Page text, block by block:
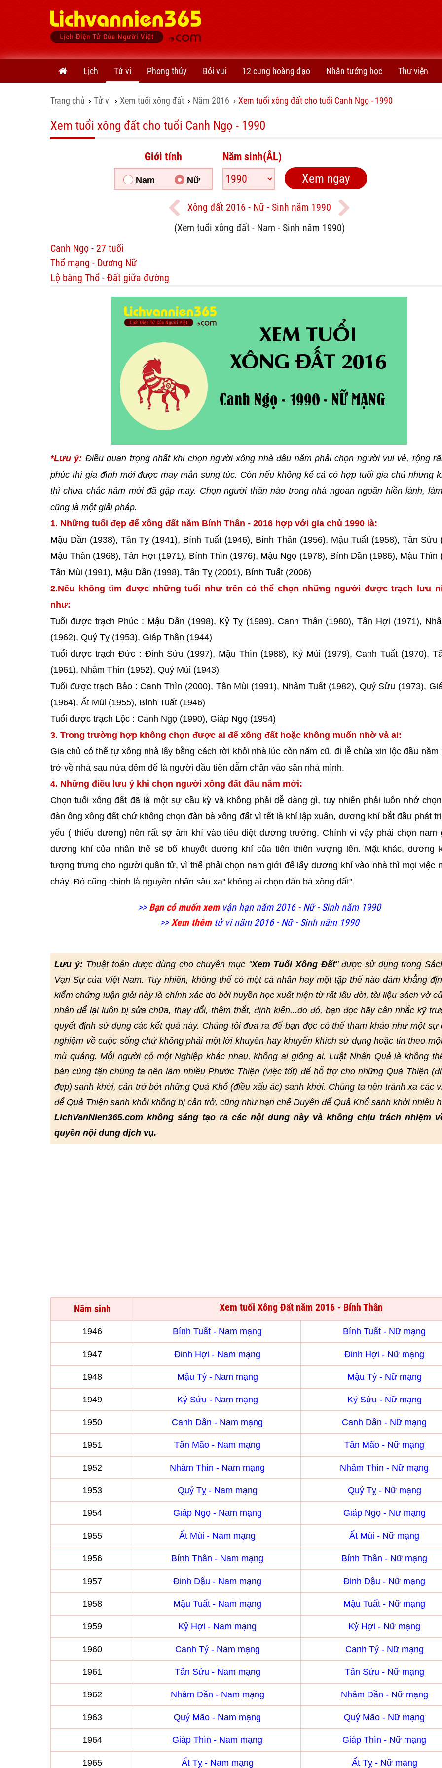
Lịch Tử vi Phong thủy Bói vui 12 cung hoàng đạo Nhân tướng học Thư viện
Trang chủ › Tử vi › Xem tuổi xông đất › Năm 2016 › Xem tuổi xông đất cho tuổi Canh Ngọ - 1990
Xem tuổi xông đất cho tuổi Canh Ngọ - 1990
Giới tính
Nam Nữ
Năm sinh(ÂL)
Xông đất 2016 - Nữ - Sinh năm 1990
(Xem tuổi xông đất - Nam - Sinh năm 1990)
Canh Ngọ - 27 tuổi
Thổ mạng - Dương Nữ
Lộ bàng Thổ - Đất giữa đường
*Lưu ý: Điều quan trọng nhất khi chọn người xông nhà đầu năm phải chọn người vui vẻ, rộng
phúc thì gia đình mới được may mắn sung túc. Còn nếu không kể cả có hợp tuổi gia chủ nhưng
thì chưa chắc năm mới đã gặp may. Chọn người thân nào trong nhà ngoan ngoãn hiền lành,
cũng là một giải pháp.
1. Những tuổi đẹp để xông đất năm Bính Thân - 2016 hợp với gia chủ 1990 là:
Mậu Dần (1938), Tân Tỵ (1941), Bính Tuất (1946), Bính Thân (1956), Mậu Tuất (1958), Tân Sửu
Mậu Thân (1968), Tân Hợi (1971), Bính Thìn (1976), Mậu Ngọ (1978), Bính Dần (1986), Mậu Thìn
Tân Mùi (1991), Mậu Dần (1998), Tân Tỵ (2001), Bính Tuất (2006)
2.Nếu không tìm được những tuổi như trên có thể chọn những người được trạch lưu
như:
Tuổi được trạch Phúc : Mậu Dần (1998), Kỷ Tỵ (1989), Canh Thân (1980), Tân Hợi (1971),
(1962), Quý Tỵ (1953), Giáp Thân (1944)
Tuổi được trạch Đức : Đinh Sửu (1997), Mậu Thìn (1988), Kỷ Mùi (1979), Canh Tuất (1970),
(1961), Nhâm Thìn (1952), Quý Mùi (1943)
Tuổi được trạch Bảo : Canh Thìn (2000), Tân Mùi (1991), Nhâm Tuất (1982), Quý Sửu (1973),
(1964), Ất Mùi (1955), Bính Tuất (1946)
Tuổi được trạch Lộc : Canh Ngọ (1990), Giáp Ngọ (1954)
3. Trong trường hợp không chọn được ai để xông đất hoặc không muốn nhờ vả ai:
Gia chủ có thể tự xông nhà lấy bằng cách rời khỏi nhà lúc còn năm cũ, đi lễ chùa xin lộc đầu năm
trở về nhà sau nửa đêm để là người đầu tiên dẫm chân vào sân nhà mình.
4. Những điều lưu ý khi chọn người xông đất đầu năm mới:
Chọn tuổi xông đất đã là một sự cầu kỳ và không phải dễ dàng gì, tuy nhiên phải luôn nhớ
đàn ông xông đất chứ không chọn đàn bà xông đất vì tết là khí lập xuân, dương khí bắt đầu phát
yếu ( thiếu dương) nên rất sợ âm khí vào tiêu diệt dương trưởng. Chính vì vậy phải chọn nam
dương khí của nhân thế sẽ bổ khuyết dương khí của tiên thiên vượng lên. Mặt khác, dương
tượng trưng cho người quân tử, vì thế phải chọn nam giới để lấy dương khí vào nhà thì mọi việc
chảy. Đó cũng chính là nguyên nhân sâu xa" không ai chọn đàn bà xông đất".
>> Bạn có muốn xemvận hạn năm 2016 - Nữ - Sinh năm 1990
>>Xem thêmtử vi năm 2016 - Nữ - Sinh năm 1990
Lưu ý: Thuật toán được dùng cho chuyên mục "Xem Tuổi Xông Đất" được sử dụng trong
Vạn Sự của Việt Nam. Tuy nhiên, không thể có một cá nhân hay một tập thể nào dám khẳng
kiểm chứng luận giải này là chính xác do bởi huyền học xuất hiện từ rất lâu đời, tài liệu sách vở
nhân để lại luôn bị sửa chữa, thay đổi, thêm thắt, định kiến...do đó, bạn đọc hãy cân nhắc kỹ
quyết định sử dụng các kết quả này. Chúng tôi đưa ra để bạn đọc có thể tham khảo như một sự
nghiệm về cuộc sống chứ không phải một lời khuyên hay khuyến khích sử dụng hoặc tin theo
mù quáng. Mỗi người có một Nghiệp khác nhau, không ai giống ai. Luật Nhân Quả là không
bàn cùng tận chúng ta nên làm nhiều Phước Thiện (việc tốt) để hỗ trợ cho những Quả Thiện
đẹp) sanh khởi, cản trở bớt những Quả Khổ (điều xấu ác) sanh khởi. Chúng ta nên tránh xa các
để Quả Thiện sanh khởi không bị cản trở, cũng như hạn chế Duyên để Quả Khổ sanh khởi nhiều
LichVanNien365.com không sáng tạo ra các nội dung này và không chịu trách nhiệm
quyền nội dung dịch vụ.
Năm sinh Xem tuổi Xông Đất năm 2016 - Bính Thân
1946 Bính Tuất - Nam mạng Bính Tuất - Nữ mạng
1947 Đinh Hợi - Nam mạng Đinh Hợi - Nữ mạng
1948 Mậu Tý - Nam mạng Mậu Tý - Nữ mạng
1949 Kỷ Sửu - Nam mạng Kỷ Sửu - Nữ mạng
1950 Canh Dần - Nam mạng Canh Dần - Nữ mạng
1951 Tân Mão - Nam mạng Tân Mão - Nữ mạng
1952 Nhâm Thìn - Nam mạng Nhâm Thìn - Nữ mạng
1953 Quý Tỵ - Nam mạng Quý Tỵ - Nữ mạng
1954 Giáp Ngọ - Nam mạng Giáp Ngọ - Nữ mạng
1955 Ất Mùi - Nam mạng Ất Mùi - Nữ mạng
1956 Bính Thân - Nam mạng Bính Thân - Nữ mạng
1957 Đinh Dậu - Nam mạng Đinh Dậu - Nữ mạng
1958 Mậu Tuất - Nam mạng Mậu Tuất - Nữ mạng
1959 Kỷ Hợi - Nam mạng Kỷ Hợi - Nữ mạng
1960 Canh Tý - Nam mạng Canh Tý - Nữ mạng
1961 Tân Sửu - Nam mạng Tân Sửu - Nữ mạng
1962 Nhâm Dần - Nam mạng Nhâm Dần - Nữ mạng
1963 Quý Mão - Nam mạng Quý Mão - Nữ mạng
1964 Giáp Thìn - Nam mạng Giáp Thìn - Nữ mạng
1965 Ất Tỵ - Nam mạng Ất Tỵ - Nữ mạng